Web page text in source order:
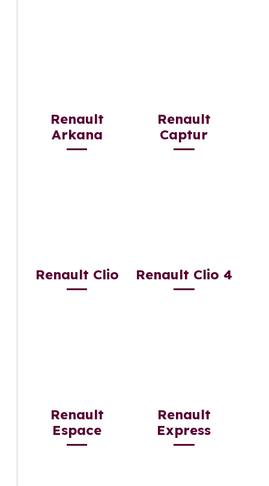
Renault
Arkana
Renault
Captur
Renault Clio Renault Clio 4
Renault
Espace
Renault
Express